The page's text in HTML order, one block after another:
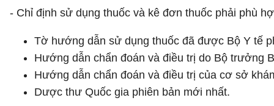
- Chỉ định sử dụng thuốc và kê đơn thuốc phải phù
Tờ hướng dẫn sử dụng thuốc đã được Bộ Y tế
Hướng dẫn chẩn đoán và điều trị do Bộ trưởng
Hướng dẫn chẩn đoán và điều trị của cơ sở
Dược thư Quốc gia phiên bản mới nhất.